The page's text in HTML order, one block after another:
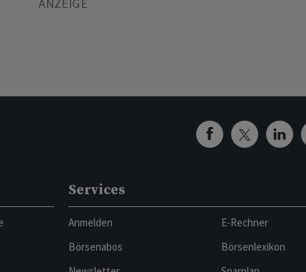
Services
Anmelden
Börsenabos
E-Rechner
Börsenlexikon